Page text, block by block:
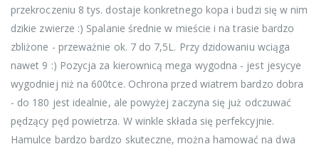
przekroczeniu 8 tys. dostaje konkretnego kopa i budzi się w nim
dzikie zwierze :) Spalanie średnie w mieście i na trasie bardzo
zbliżone - przeważnie ok. 7 do 7,5L. Przy dzidowaniu wciąga
nawet 9 :) Pozycja za kierownicą mega wygodna - jest jesycye
wygodniej niż na 600tce. Ochrona przed wiatrem bardzo dobra
- do 180 jest idealnie, ale powyżej zaczyna się już odczuwać
pędzący pęd powietrza. W winkle składa się perfekcyjnie.
Hamulce bardzo bardzo skuteczne, można hamować na dwa